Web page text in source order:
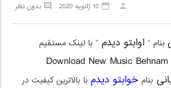
بدون نظر 10 ژانویه 2020
بنام “ اوابتو دیدم ” با لینک مستقیم
Download New Music
بنام خوابتو دیدمبا بالاترین کیفیت در